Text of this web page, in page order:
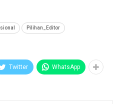
Pilihan_Editor
Twitter WhatsApp